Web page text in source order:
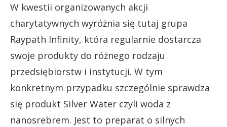
W kwestii organizowanych akcji
charytatywnych wyróżnia się tutaj grupa
Raypath Infinity, która regularnie dostarcza
swoje produkty do różnego rodzaju
przedsiębiorstw i instytucji. W tym
konkretnym przypadku szczególnie sprawdza
się produkt Silver Water czyli woda z
nanosrebrem. Jest to preparat o silnych